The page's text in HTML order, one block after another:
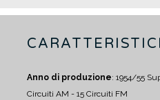
Anno di produzione: 1954/55
Circuiti AM - 15 Circuiti FM